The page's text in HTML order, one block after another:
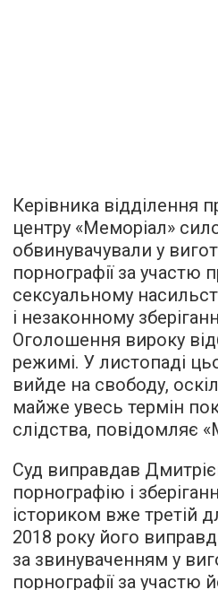
Керівника відділення
центру «Меморіал»
обвинувачували у
порнографії за участю
сексуальному
і незаконному
Оголошення вироку
режимі. У листопаді
вийде на свободу,
майже увесь термін
слідства, повідомляє
Суд виправдав
порнографію і
істориком вже третій
2018 року його
за звинуваченням у
порнографії за участю